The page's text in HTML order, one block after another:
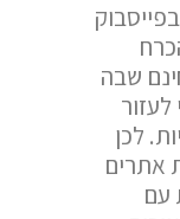
שבה
לכן
אתרים
עם